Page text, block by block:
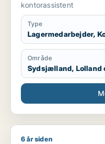
kontorassistent
Type
Lagermedarbejder,
Område
Sydsjælland, Lolland
Søren søger job som
6 år siden